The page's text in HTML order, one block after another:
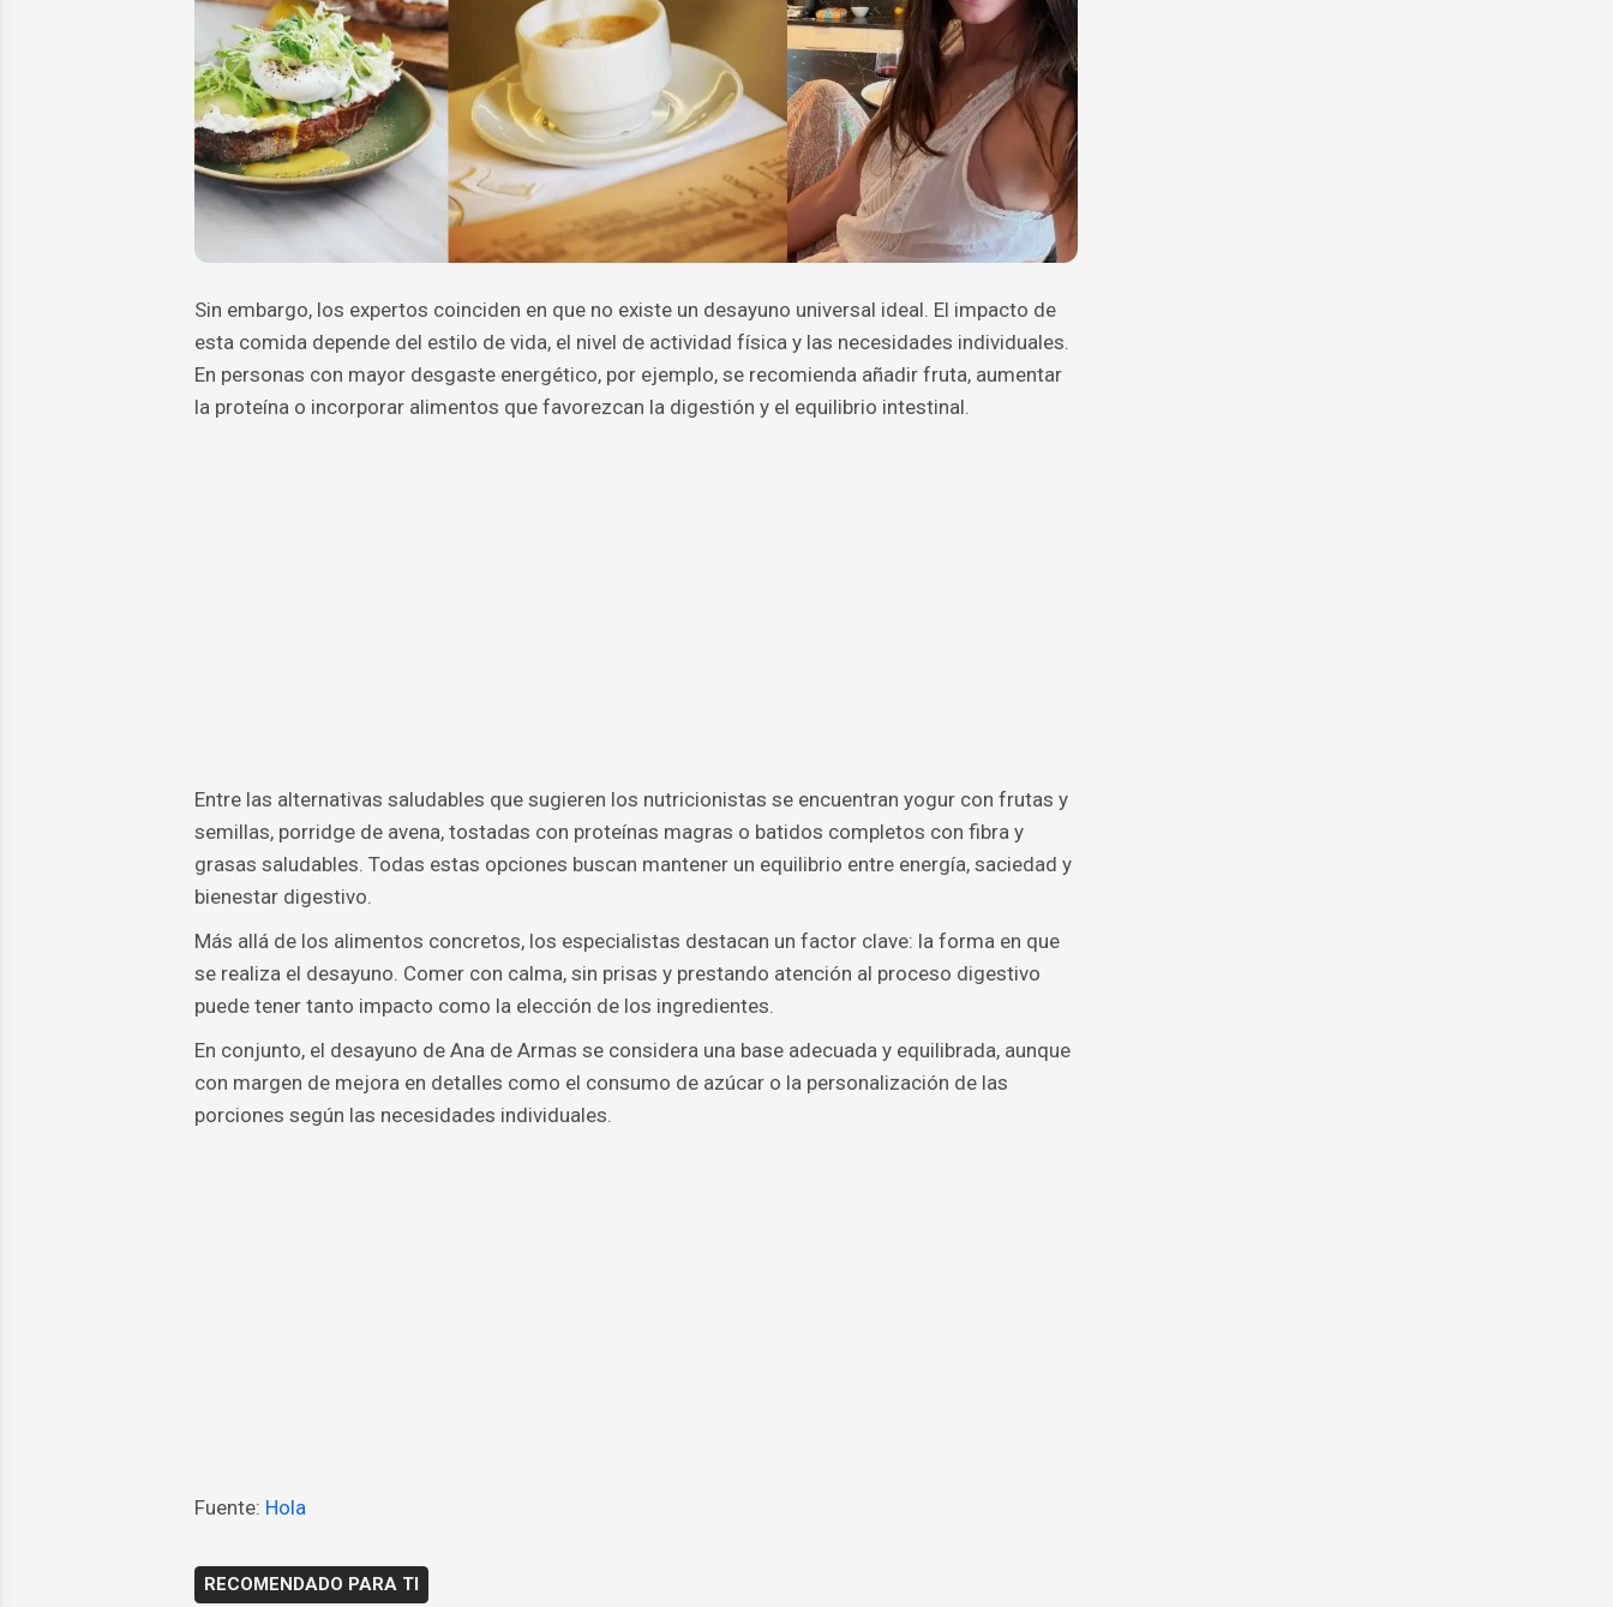
Sin embargo, los expertos coinciden en que no existe un desayuno universal ideal. El impacto de
esta comida depende del estilo de vida, el nivel de actividad física y las necesidades individuales.
En personas con mayor desgaste energético, por ejemplo, se recomienda añadir fruta, aumentar
la proteína o incorporar alimentos que favorezcan la digestión y el equilibrio intestinal.
Entre las alternativas saludables que sugieren los nutricionistas se encuentran yogur con frutas y
semillas, porridge de avena, tostadas con proteínas magras o batidos completos con fibra y
grasas saludables. Todas estas opciones buscan mantener un equilibrio entre energía, saciedad y
bienestar digestivo.
Más allá de los alimentos concretos, los especialistas destacan un factor clave: la forma en que
se realiza el desayuno. Comer con calma, sin prisas y prestando atención al proceso digestivo
puede tener tanto impacto como la elección de los ingredientes.
En conjunto, el desayuno de Ana de Armas se considera una base adecuada y equilibrada, aunque
con margen de mejora en detalles como el consumo de azúcar o la personalización de las
porciones según las necesidades individuales.
Fuente: Hola
RECOMENDADO PARA TI